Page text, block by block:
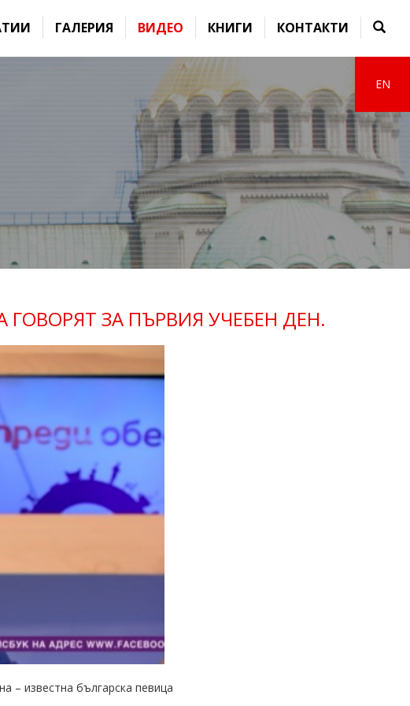
EN
ГАЛЕРИЯ ВИДЕО КНИГИ КОНТАКТИ
ЗА ПЪРВИЯ УЧЕБЕН ДЕН.
– известна българска певица